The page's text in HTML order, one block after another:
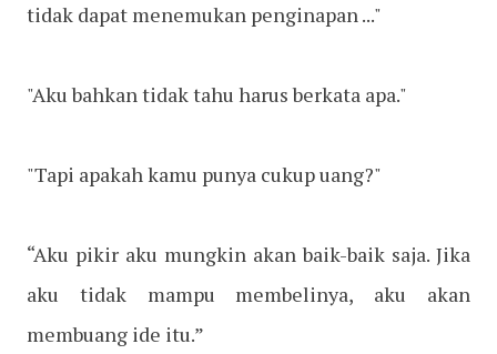
tidak dapat menemukan penginapan ..."
"Aku bahkan tidak tahu harus berkata apa."
"Tapi apakah kamu punya cukup uang?"
“Aku pikir aku mungkin akan baik-baik saja. Jika
aku tidak mampu membelinya, aku akan
membuang ide itu.”